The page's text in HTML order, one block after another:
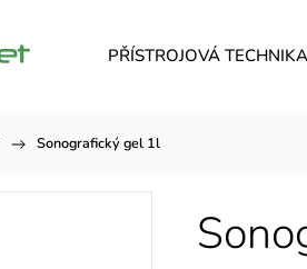
PŘÍSTROJOVÁ TECHNIKA
/ Sonografický gel 1l